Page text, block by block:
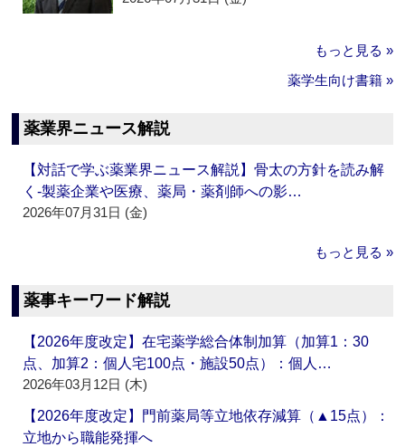
もっと見る »
薬学生向け書籍 »
薬業界ニュース解説
【対話で学ぶ薬業界ニュース解説】骨太の方針を読み解
く‐製薬企業や医療、薬局・薬剤師への影…
2026年07月31日 (金)
もっと見る »
薬事キーワード解説
【2026年度改定】在宅薬学総合体制加算（加算1：30
点、加算2：個人宅100点・施設50点）：個人…
2026年03月12日 (木)
【2026年度改定】門前薬局等立地依存減算（▲15点）：
立地から職能発揮へ